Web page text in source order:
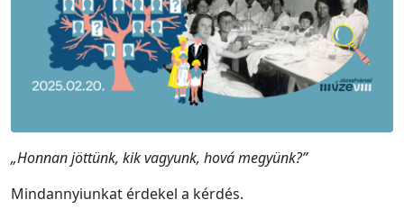
„Honnan jöttünk, kik vagyunk, hová megyünk?”
Mindannyiunkat érdekel a kérdés.